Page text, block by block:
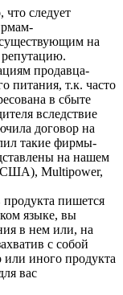
следует
на
продавца-
питания, т.к. часто
в сбыте
вследствие
договор на
такие фирмы-
на нашем
Multipower,
продукта пишется
языке, вы
в нем или, на
с собой
или иного продукта
вас